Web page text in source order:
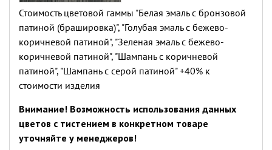
(увеличить)
Стоимость цветовой гаммы "Белая эмаль с бронзовой
патиной (брашировка)", "Голубая эмаль с бежево-
коричневой патиной", "Зеленая эмаль с бежево-
коричневой патиной", "Шампань с коричневой
патиной", "Шампань с серой патиной" +40% к
стоимости изделия
Внимание! Возможность использования данных
цветов с тистением в конкретном товаре
уточняйте у менеджеров!